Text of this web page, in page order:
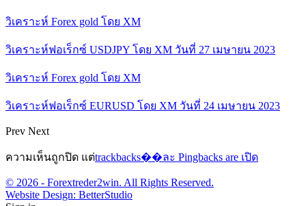
วิเคราะห์ Forex gold โดย XM
วิเคราะห์ฟอเร็กซ์ USDJPY โดย XM วันที่ 27 เมษายน 2023
วิเคราะห์ Forex gold โดย XM
วิเคราะห์ฟอเร็กซ์ EURUSD โดย XM วันที่ 24 เมษายน 2023
Prev Next
ความเห็นถูกปิด แต่trackbacks��ละ Pingbacks are เปิด
© 2026 - Forextreder2win. All Rights Reserved.
Website Design: BetterStudio